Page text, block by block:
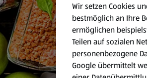
Wir setzen Cookies
bestmöglich an Ihre
ermöglichen
Teilen auf sozialen
personenbezogene
Google übermittelt